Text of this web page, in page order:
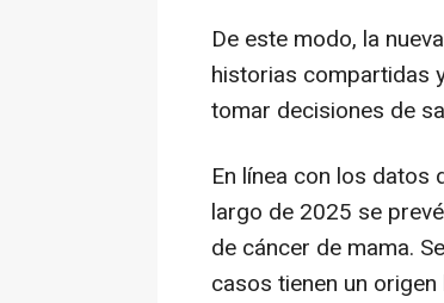
De este modo, la
historias compartidas
tomar decisiones de
En línea con los datos
largo de 2025 se
de cáncer de mama.
casos tienen un